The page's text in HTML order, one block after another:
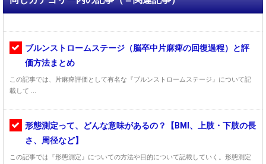
ブルンストロームステージ（脳卒中片麻痺の回復過程）と評
価方法まとめ
この記事では、片麻痺評価として有名な『ブルンストロームステージ』について記
載して ...
形態測定って、どんな意味があるの？【BMI、上肢・下肢の長
さ、周径など】
この記事では『形態測定』についての方法や目的について記載していく。形態測定